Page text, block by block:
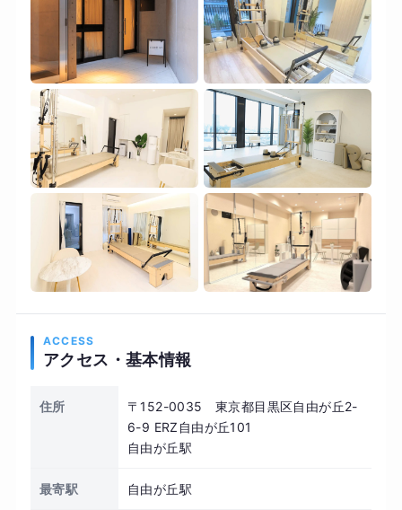
た姿勢の乱れが自然と整っていきます。 ・初心者
の方でも、簡単にエクササイズ！ ⚪︎パーソナルマ
シンピラティス ⚪︎奥沢・自由が丘・田園調布エリ
ア ⚪︎完全プライベートスタジオ ⚪︎お子様連れ歓迎
⚪︎シャワー完備
ACCESS
アクセス・基本情報
住所
〒152-0035 東京都目黒区自由が丘2-
6-9 ERZ自由が丘101
自由が丘駅
最寄駅 自由が丘駅